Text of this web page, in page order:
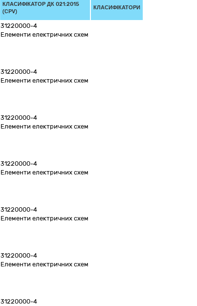
КЛАСИФІКАТОР ДК 021:2015
(CPV)
КЛАСИФІКАТОРИ
31220000-4
Елементи електричних схем
31220000-4
Елементи електричних схем
31220000-4
Елементи електричних схем
31220000-4
Елементи електричних схем
31220000-4
Елементи електричних схем
31220000-4
Елементи електричних схем
31220000-4